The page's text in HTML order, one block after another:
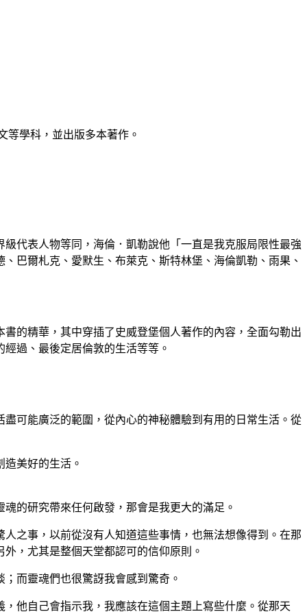
等學科，並出版多本著作。
代表人物等同，海倫．凱勒說他「一直是我克服局限性最強
巴爾札克、愛默生、布萊克、斯特林堡、海倫凱勒、雨果、
的精華，其中穿插了史威登堡個人著作的內容，全面勾勒出
過、最後定居倫敦的生活等等。
可能廣泛的範圍，從內心的神秘體驗到有用的日常生活。從
美好的生活。
的研究帶來任何啟發，那會是我更大的滿足。
之事，以前從沒有人知道這些事情，也無法想像得到。在那
，尤其是整個天堂都認可的信仰原則。
而靈魂們也很驚訝我會感到驚奇。
他自己會指示我，我應該在這個主題上寫些什麼。從那天